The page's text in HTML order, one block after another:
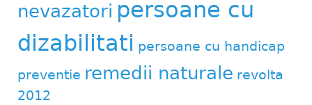
nevazatori persoane cu
dizabilitati persoane cu handicap
preventie remedii naturale revolta
2012